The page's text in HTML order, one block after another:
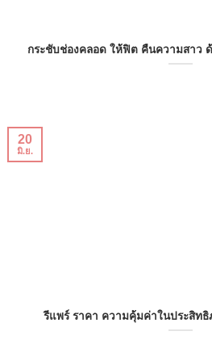
กระชับช่องคลอด ให้ฟิต คืนความสาว
รีแพร์ ราคา ความคุ้มค่าในประสิท
20
มิ.ย.